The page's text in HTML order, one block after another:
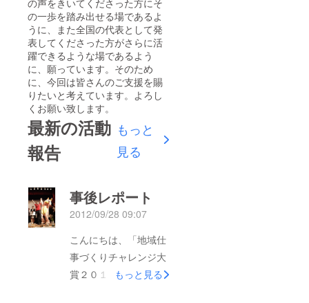
の一歩を踏み出せる場であるよ
うに、また全国の代表として発
表してくださった方がさらに活
躍できるような場であるよう
に、願っています。そのため
に、今回は皆さんのご支援を賜
りたいと考えています。よろし
くお願い致します。
最新の活動
報告
もっと
見る
事後レポート
2012/09/28 09:07
こんにちは、「地域仕
事づくりチャレンジ大
賞２０１２」運営事務
もっと見る